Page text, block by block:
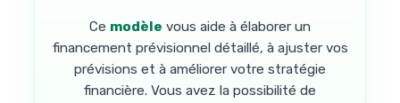
Ce modèle vous aide à élaborer un
financement prévisionnel détaillé, à ajuster vos
prévisions et à améliorer votre stratégie
financière. Vous avez la possibilité de